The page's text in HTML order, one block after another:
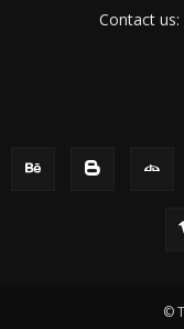
Contact us:
©